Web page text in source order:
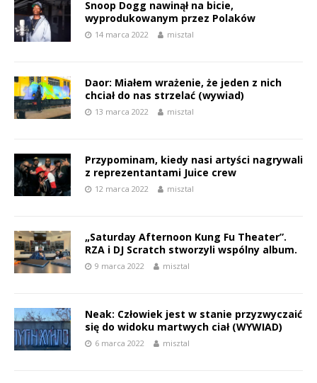
Snoop Dogg nawinął na bicie,
wyprodukowanym przez Polaków
14 marca 2022 misztal
Daor: Miałem wrażenie, że jeden z nich
chciał do nas strzelać (wywiad)
13 marca 2022 misztal
Przypominam, kiedy nasi artyści nagrywali
z reprezentantami Juice crew
12 marca 2022 misztal
„Saturday Afternoon Kung Fu Theater”.
RZA i DJ Scratch stworzyli wspólny album.
9 marca 2022 misztal
Neak: Człowiek jest w stanie przyzwyczaić
się do widoku martwych ciał (WYWIAD)
6 marca 2022 misztal